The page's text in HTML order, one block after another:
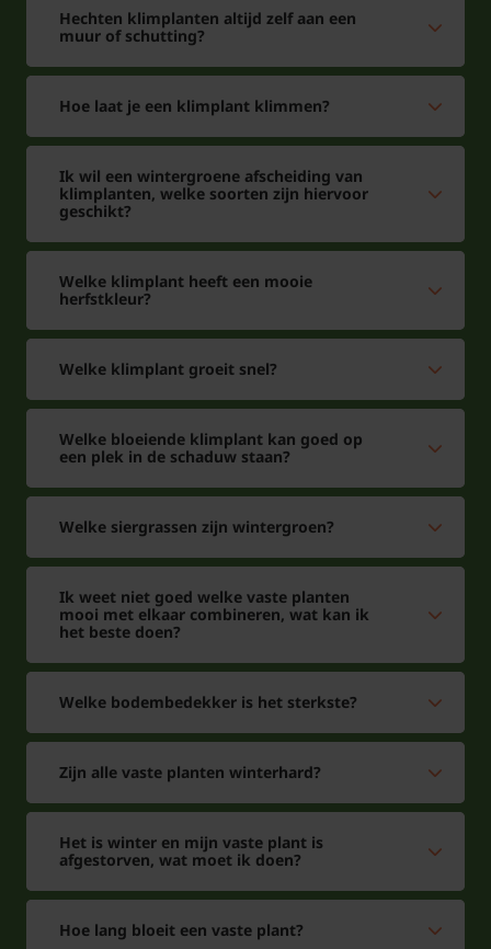
Indicatie potmaat per hoogte:
Planthoogte 125/150
cm
Planthoogte 150/175
cm
Potmaat: Ø19 cm
Planthoogte 175/200
cm
Potmaat: Ø21 cm
Planthoogte 200/250
Potmaat: Ø23 cm
De pot is NIET meegerekend bij de hoogtemaat
van de plant. Het is de daadwerkelijke hoogte
van de plant! Daarnaast kan de potmaat ooit
afwijken door de vorm van de pot (breed-
laag/smal-hoog)
Veelgestelde vragen over
Trachelospermum jasminoides:
jasminoides?
Hechten klimplanten altijd zelf aan een
muur of schutting?
Hoe laat je een klimplant klimmen?
Ik wil een wintergroene afscheiding van
klimplanten, welke soorten zijn hiervoor
geschikt?
Welke klimplant heeft een mooie
herfstkleur?
Welke klimplant groeit snel?
Welke bloeiende klimplant kan goed op
een plek in de schaduw staan?
Welke siergrassen zijn wintergroen?
Ik weet niet goed welke vaste planten
mooi met elkaar combineren, wat kan ik
het beste doen?
Welke bodembedekker is het sterkste?
Zijn alle vaste planten winterhard?
Het is winter en mijn vaste plant is
afgestorven, wat moet ik doen?
Hoe lang bloeit een vaste plant?